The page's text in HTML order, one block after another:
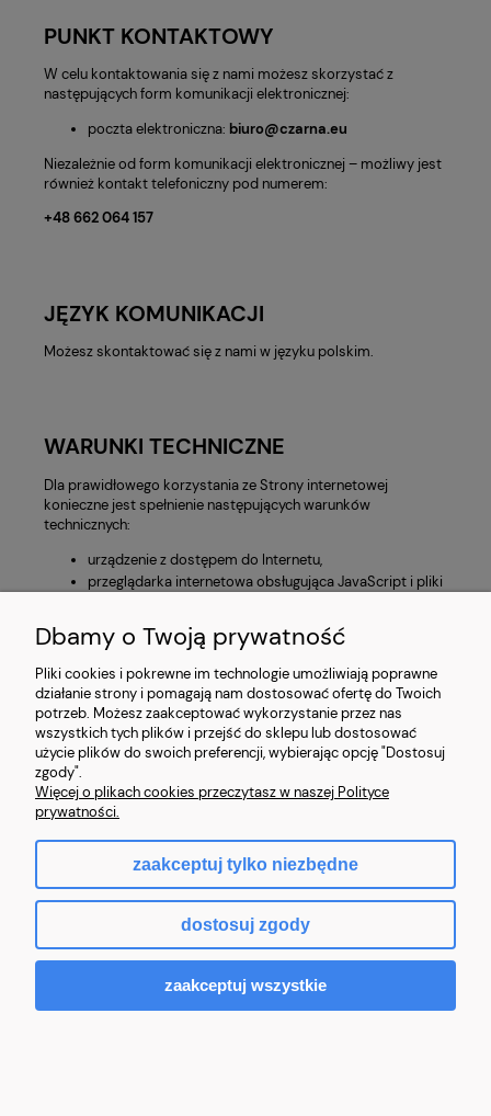
PUNKT KONTAKTOWY
W celu kontaktowania się z nami możesz skorzystać z
następujących form komunikacji elektronicznej:
poczta elektroniczna: biuro@czarna.eu
Niezależnie od form komunikacji elektronicznej – możliwy jest
również kontakt telefoniczny pod numerem:
+48 662 064 157
JĘZYK KOMUNIKACJI
Możesz skontaktować się z nami w języku polskim.
WARUNKI TECHNICZNE
Dla prawidłowego korzystania ze Strony internetowej
konieczne jest spełnienie następujących warunków
technicznych:
urządzenie z dostępem do Internetu,
przeglądarka internetowa obsługująca JavaScript i pliki
aktywne konto e-mail - jeśli korzystasz z funkcji
wymagających podania adresu e-mail.
USŁUGI NA STRONIE INTERNETOWEJ
Na naszej Stronie internetowej świadczymy usługi cyfrowe,
wskazane niżej w Regulaminie ("Usługi" lub "Usługa").
W ramach Strony internetowej wyróżniamy Usługi:
możliwość przeglądania naszej Strony internetowej
możliwość złożenia zamówienia (ewentualne zawarcie
umowy sprzedaży następuje na podstawie Regulaminu
sklepu internetowego, dostępnego w ramach Strony
możliwość wyrażenia zgody na otrzymywanie od nas
drogą elektroniczną wiadomości marketingowych
Dbamy o Twoją prywatność
Pliki cookies i pokrewne im technologie umożliwiają poprawne
działanie strony i pomagają nam dostosować ofertę do Twoich
potrzeb. Możesz zaakceptować wykorzystanie przez nas
wszystkich tych plików i przejść do sklepu lub dostosować
użycie plików do swoich preferencji, wybierając opcję "Dostosuj
zgody".
Więcej o plikach cookies przeczytasz w naszej Polityce
prywatności.
zaakceptuj tylko niezbędne
dostosuj zgody
zaakceptuj wszystkie